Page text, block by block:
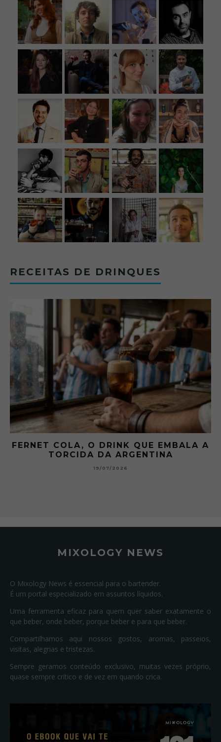
RECEITAS DE DRINQUES
GIBSON: O PICLES QUE MUDOU A
HISTÓRIA DOS MARTINI
15/07/2026
MIXOLOGY NEWS
O Mixology News é essencial para o bartender.
É um portal especializado em assuntos líquidos.
Uma ferramenta eficaz para quem quer saber exatamente o
que beber, onde beber, porque beber e para que beber.
Compartilhamos aqui nossos gostos, aromas, passeios,
visitas, alegrias e tristezas.
Sempre geramos conteúdo exclusivo, muitas vezes próprio,
quase sempre crítico e de vez em quando crica.